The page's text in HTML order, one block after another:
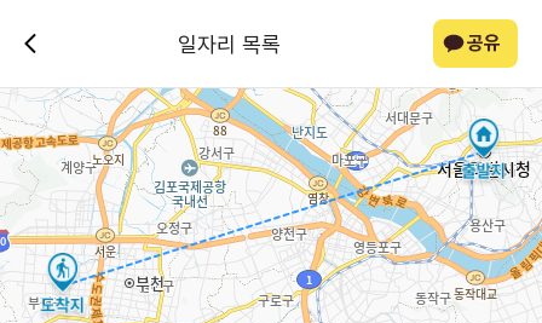
일자리 목록 공유